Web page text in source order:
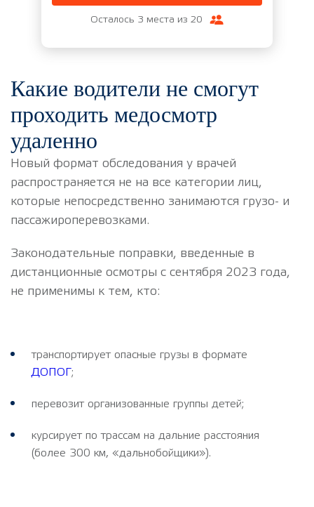
Осталось 3 места из 20
Какие водители не смогут
проходить медосмотр
удаленно
Новый формат обследования у врачей
распространяется не на все категории лиц,
которые непосредственно занимаются грузо- и
пассажироперевозками.
Законодательные поправки, введенные в
дистанционные осмотры с сентября 2023 года,
не применимы к тем, кто:
транспортирует опасные грузы в формате
ДОПОГ;
перевозит организованные группы детей;
курсирует по трассам на дальние расстояния
(более 300 км, «дальнобойщики»).